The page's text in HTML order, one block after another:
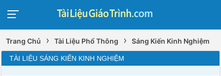
Trang Chủ › Tài Liệu Phổ Thông › Sáng Kiến Kinh Nghiệm
TÀI LIỆU SÁNG KIẾN KINH NGHIỆM